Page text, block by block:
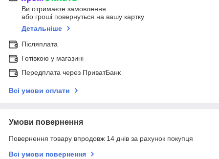
Ви отримаєте замовлення
або гроші повернуться на вашу картку
Детальніше
Післяплата
Готівкою у магазині
Передплата через ПриватБанк
Всі умови оплати
Умови повернення
Повернення товару впродовж 14 днів за рахунок покупця
Всі умови повернення